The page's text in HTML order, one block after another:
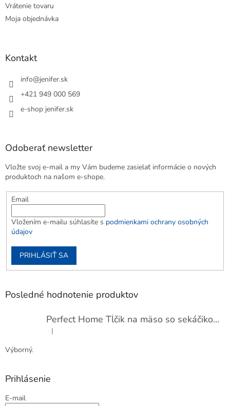
Vrátenie tovaru
Moja objednávka
Kontakt
info@jenifer.sk
+421 949 000 569
e-shop jenifer.sk
Odoberať newsletter
Vložte svoj e-mail a my Vám budeme zasielať informácie o nových
produktoch na našom e-shope.
Email
Vložením e-mailu súhlasíte s podmienkami ochrany osobných
údajov
PRIHLÁSIŤ SA
Posledné hodnotenie produktov
Perfect Home Tĺčik na mäso so sekáčikom, 56893
Hodnotenie produktu je 5 z 5 hviezdičiek.
|
Výborný.
Prihlásenie
E-mail